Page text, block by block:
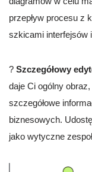
przepływ procesu z
szkicami interfejsów
? Szczegółowy
daje Ci ogólny
szczegółowe
biznesowych.
jako wytyczne